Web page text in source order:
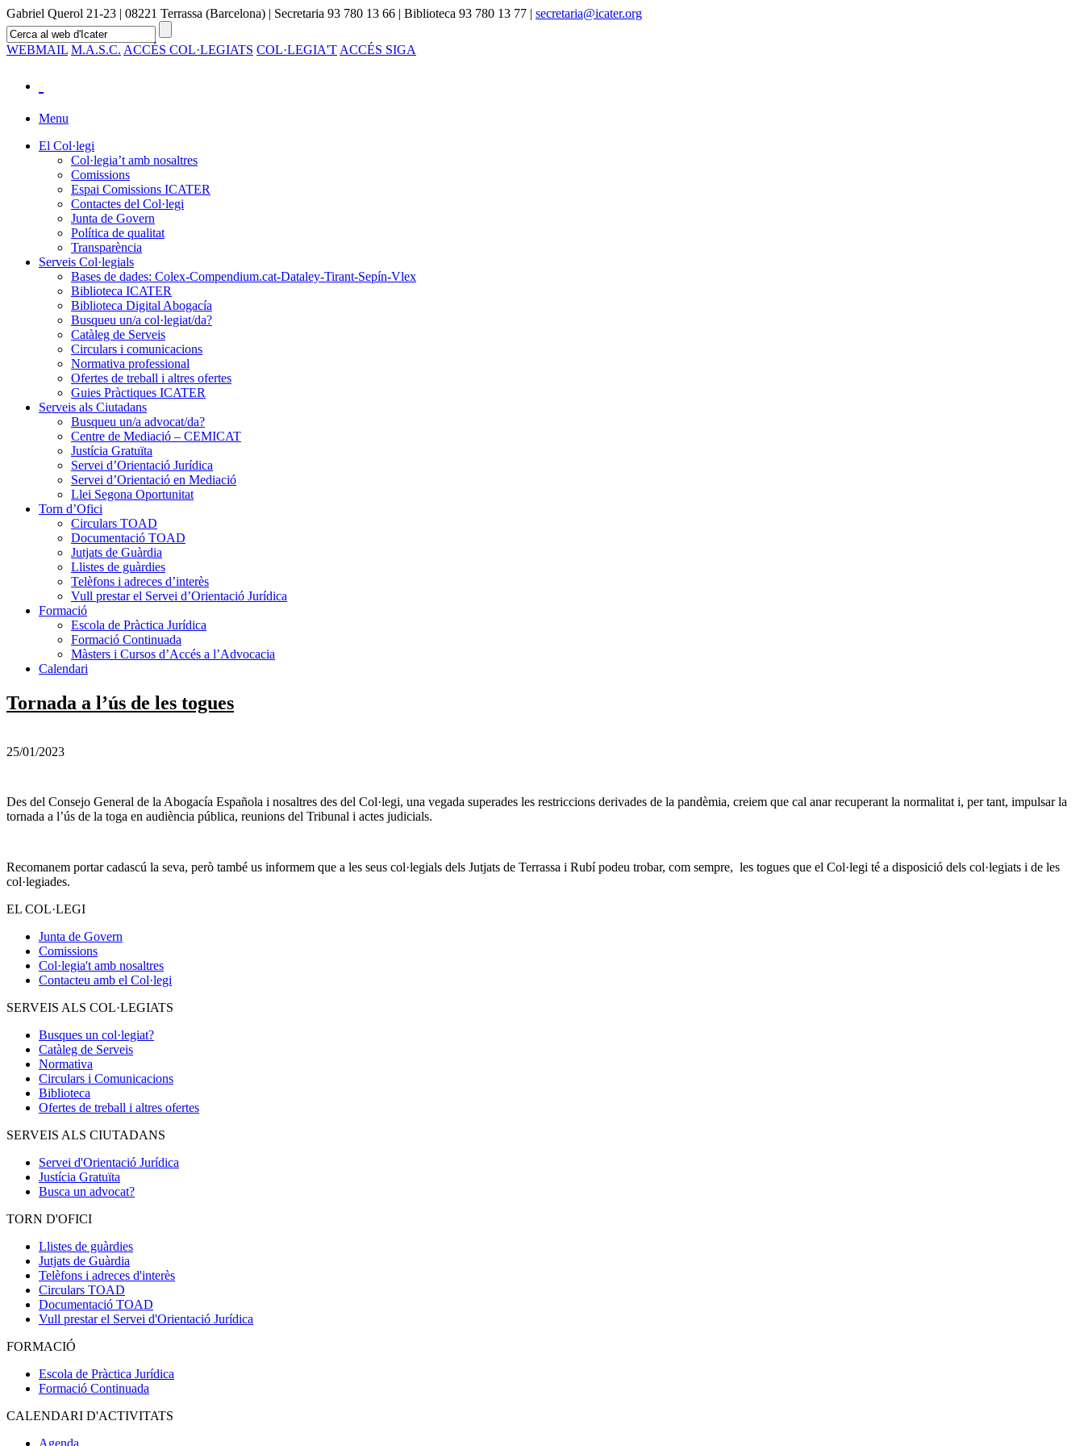
Gabriel Querol 21-23 | 08221 Terrassa (Barcelona) | Secretaria 93 780 13 66 | Biblioteca 93 780 13 77 | secretaria@icater.org
WEBMAIL M.A.S.C. ACCÉS COL·LEGIATS COL·LEGIA'T ACCÉS SIGA
Menu
El Col·legi
Col·legia’t amb nosaltres
Comissions
Espai Comissions ICATER
Contactes del Col·legi
Junta de Govern
Política de qualitat
Transparència
Serveis Col·legials
Bases de dades: Colex-Compendium.cat-Dataley-Tirant-Sepín-Vlex
Biblioteca ICATER
Biblioteca Digital Abogacía
Busqueu un/a col·legiat/da?
Catàleg de Serveis
Circulars i comunicacions
Normativa professional
Ofertes de treball i altres ofertes
Guies Pràctiques ICATER
Serveis als Ciutadans
Busqueu un/a advocat/da?
Centre de Mediació – CEMICAT
Justícia Gratuïta
Servei d’Orientació Jurídica
Servei d’Orientació en Mediació
Llei Segona Oportunitat
Torn d’Ofici
Circulars TOAD
Documentació TOAD
Jutjats de Guàrdia
Llistes de guàrdies
Telèfons i adreces d’interès
Vull prestar el Servei d’Orientació Jurídica
Formació
Escola de Pràctica Jurídica
Formació Continuada
Màsters i Cursos d’Accés a l’Advocacia
Calendari
Tornada a l’ús de les togues
25/01/2023
Des del Consejo General de la Abogacía Española i nosaltres des del Col·legi, una vegada superades les restriccions derivades de la pandèmia, creiem que cal anar recuperant la normalitat i, per tant, impulsar la
tornada a l’ús de la toga en audiència pública, reunions del Tribunal i actes judicials.
Recomanem portar cadascú la seva, però també us informem que a les seus col·legials dels Jutjats de Terrassa i Rubí podeu trobar, com sempre, les togues que el Col·legi té a disposició dels col·legiats i de les
col·legiades.
EL COL·LEGI
Junta de Govern
Comissions
Col·legia't amb nosaltres
Contacteu amb el Col·legi
SERVEIS ALS COL·LEGIATS
Busques un col·legiat?
Catàleg de Serveis
Normativa
Circulars i Comunicacions
Biblioteca
Ofertes de treball i altres ofertes
SERVEIS ALS CIUTADANS
Servei d'Orientació Jurídica
Justícia Gratuïta
Busca un advocat?
TORN D'OFICI
Llistes de guàrdies
Jutjats de Guàrdia
Telèfons i adreces d'interès
Circulars TOAD
Documentació TOAD
Vull prestar el Servei d'Orientació Jurídica
FORMACIÓ
Escola de Pràctica Jurídica
Formació Continuada
CALENDARI D'ACTIVITATS
Agenda